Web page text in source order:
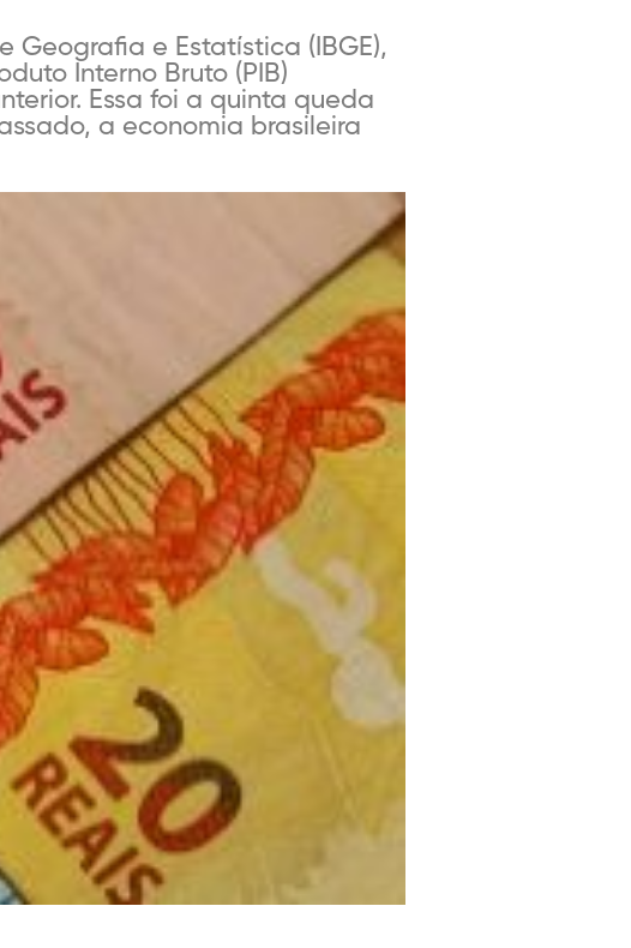
Geografia e Estatística (IBGE),
Interno Bruto (PIB)
Essa foi a quinta queda
a economia brasileira